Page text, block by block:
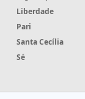
Liberdade
Pari
Santa Cecília
Sé